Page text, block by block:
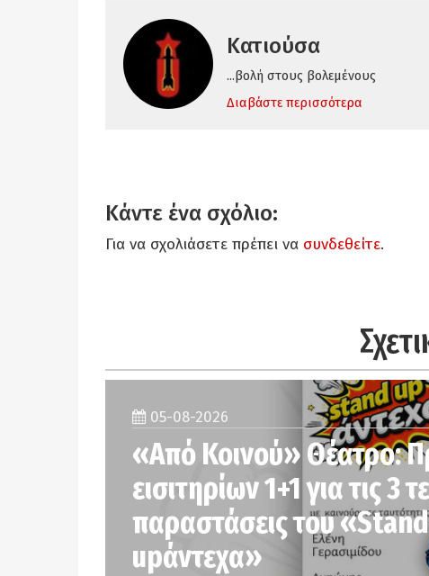
Κατιούσα
...βολή στους βολεμένους
Διαβάστε περισσότερα
Κάντε ένα σχόλιο:
Για να σχολιάσετε πρέπει να συνδεθείτε.
05-08-2026
«Από Κοινού» Θέατρο:
εισιτηρίων 1+1 για τις 3
παραστάσεις του
upάντεχα»